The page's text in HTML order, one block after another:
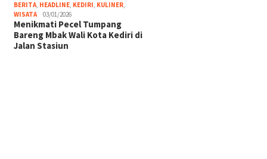
BERITA, HEADLINE, KEDIRI, KULINER,
WISATA
03/01/2026
Menikmati Pecel Tumpang
Bareng Mbak Wali Kota Kediri di
Jalan Stasiun